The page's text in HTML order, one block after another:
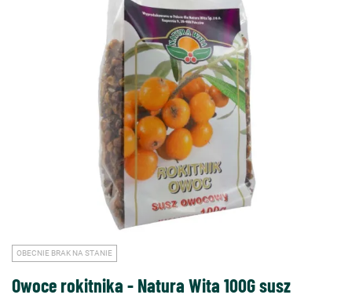
OBECNIE BRAK NA STANIE
Owoce rokitnika - Natura Wita 100G susz